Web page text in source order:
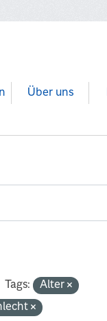
Über uns
Tags:
Alter